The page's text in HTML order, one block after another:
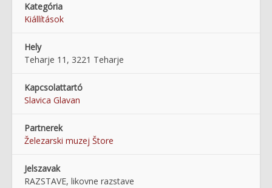
Kategória
Kiállítások
Hely
Teharje 11, 3221 Teharje
Kapcsolattartó
Slavica Glavan
Partnerek
Železarski muzej Štore
Jelszavak
RAZSTAVE, likovne razstave